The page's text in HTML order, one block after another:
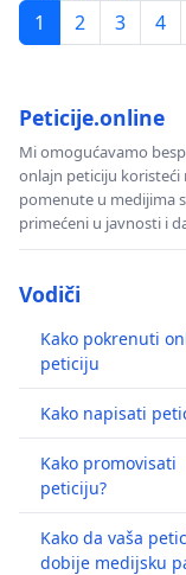
1
2 3 4
Peticije.online
Mi omogućavamo
onlajn peticiju koristeći
pomenute u medijima
primećeni u javnosti i
Vodiči
Kako pokrenuti
peticiju
Kako napisati
Kako promovisati
peticiju?
Kako da vaša
dobije medijsku